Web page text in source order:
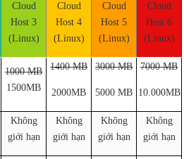
Cloud
Host 3
(Linux)
Cloud
Host 4
(Linux)
Cloud
Host 5
(Linux)
Cloud
Host 6
(Linux)
1000 MB
1500MB
1400 MB
2000MB
3000 MB
5000 MB
7000 MB
10.000MB
Không
giới hạn
Không
giới hạn
Không
giới hạn
Không
giới hạn